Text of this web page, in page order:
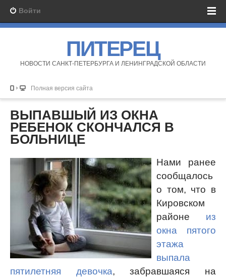
Войти
ПИТЕРЕЦ
НОВОСТИ САНКТ-ПЕТЕРБУРГА И ЛЕНИНГРАДСКОЙ ОБЛАСТИ
Полная версия сайта
ВЫПАВШЫЙ ИЗ ОКНА
РЕБЕНОК СКОНЧАЛСЯ В
БОЛЬНИЦЕ
Нами ранее
сообщалось
о том, что в
Кировском
районе из
окна пятого
этажа
выпала
пятилетняя девочка, забравшаяся на